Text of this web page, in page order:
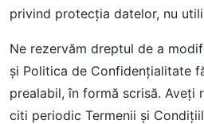
privind protecția datelor, nu
Ne rezervăm dreptul de a
și Politica de Confidențialitate
prealabil, în formă scrisă. Aveţi
citi periodic Termenii şi